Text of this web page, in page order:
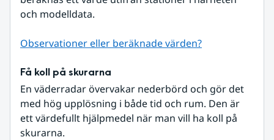
och modelldata.
Observationer eller beräknade värden?
Få koll på skurarna
En väderradar övervakar nederbörd och gör det
med hög upplösning i både tid och rum. Den är
ett värdefullt hjälpmedel när man vill ha koll på
skurarna.